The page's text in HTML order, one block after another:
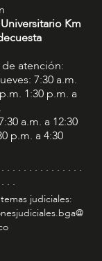
Km
atención:
7:30 a.m.
1:30 p.m. a
a.m. a 12:30
p.m. a 4:30
. . . . . . . . . . . . . .
. .
judiciales: